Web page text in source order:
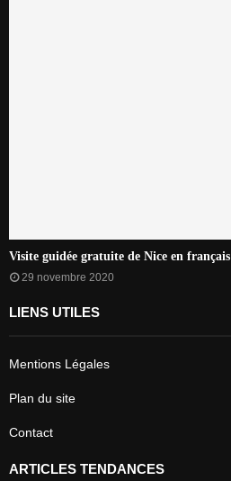
Visite guidée gratuite de Nice en français
29 novembre 2020
LIENS UTILES
Mentions Légales
Plan du site
Contact
ARTICLES TENDANCES